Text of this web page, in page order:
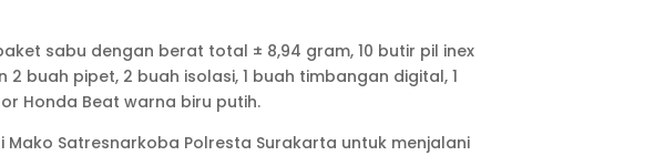
sabu dengan berat total ± 8,94 gram, 10 butir pil inex
buah pipet, 2 buah isolasi, 1 buah timbangan digital, 1
Honda Beat warna biru putih.
Satresnarkoba Polresta Surakarta untuk menjalani